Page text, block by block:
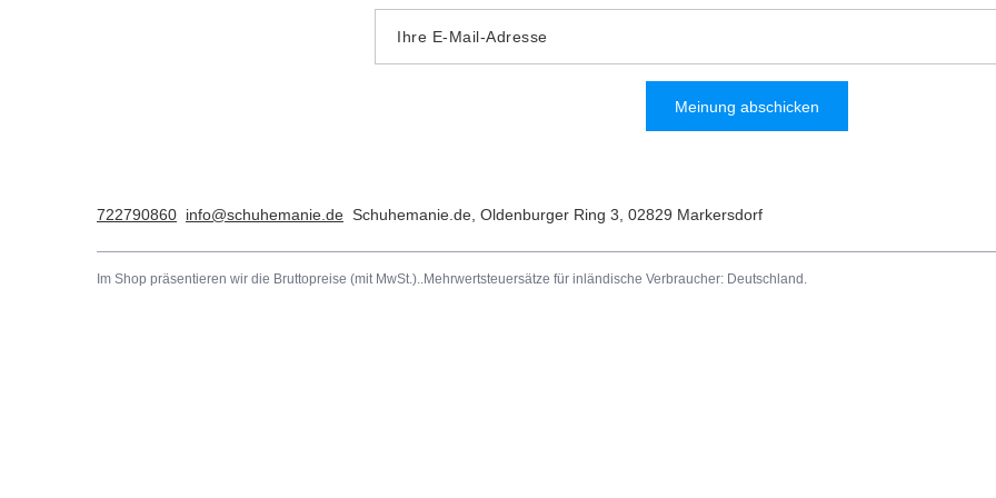
Ihre E-Mail-Adresse
Meinung abschicken
722790860 info@schuhemanie.de Schuhemanie.de Oldenburger Ring 3 02829 Markersdorf
Im Shop präsentieren wir die Bruttopreise (mit MwSt.).. Mehrwertsteuersätze für inländische Verbraucher: Deutschland